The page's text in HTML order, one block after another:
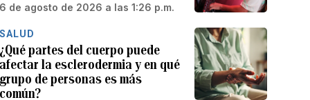
6 de agosto de 2026 a las 1:26 p.m.
SALUD
¿Qué partes del cuerpo puede
afectar la esclerodermia y en qué
grupo de personas es más
común?